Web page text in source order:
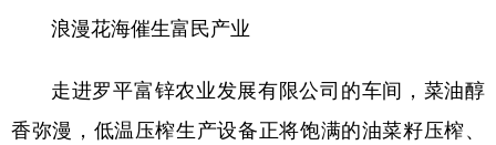
浪漫花海催生富民产业
走进罗平富锌农业发展有限公司的车间，菜油醇
香弥漫，低温压榨生产设备正将饱满的油菜籽压榨、